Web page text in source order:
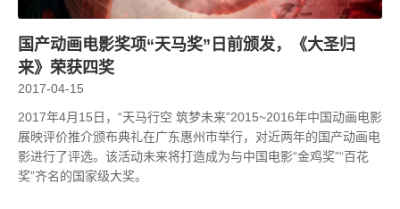
国产动画电影奖项“天马奖”日前颁发，《大圣归
来》荣获四奖
2017-04-15
2017年4月15日，“天马行空 筑梦未来”2015~2016年中国动画电影
展映评价推介颁布典礼在广东惠州市举行，对近两年的国产动画电
影进行了评选。该活动未来将打造成为与中国电影“金鸡奖”“百花
奖”齐名的国家级大奖。